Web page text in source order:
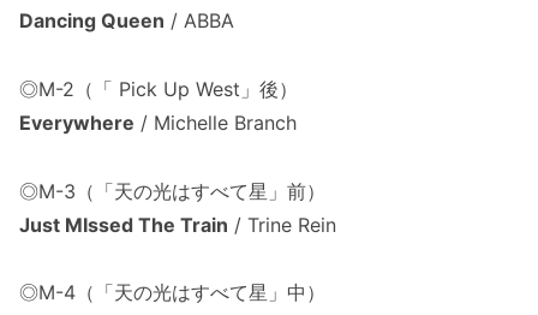
Dancing Queen / ABBA
◎M-2（「 Pick Up West」後）
Everywhere / Michelle Branch
◎M-3（「天の光はすべて星」前）
Just MIssed The Train / Trine Rein
◎M-4（「天の光はすべて星」中）